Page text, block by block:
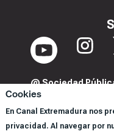
Cookies
En Canal Extremadura nos
privacidad. Al navegar por
@ Sociedad
POLITICA